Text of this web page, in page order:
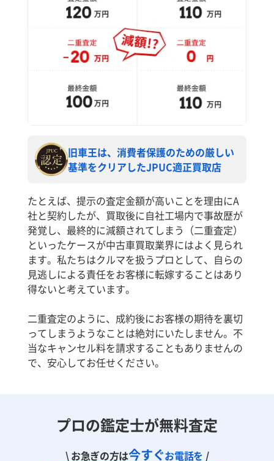
旧車王は、消費者保護のための厳しい
基準をクリアしたJPUC適正買取店
たとえば、提示の査定金額が高いことを理由にA
社と契約したが、買取後に自社工場内で事故歴が
発覚し、最終的に減額されてしまう（二重査定）
といったケースが中古車買取業界にはよく見られ
ます。私たちはクルマを扱うプロとして、自らの
見逃しによる責任をお客様に転嫁することはあり
得ないと考えています。
二重査定のように、成約後にお客様の期待を裏切
ってしまうようなことは絶対にいたしません。不
当なキャンセル料を請求することもありませんの
で、安心してお任せください。
プロの鑑定士が無料査定
\ お急ぎの方は今すぐお電話を /